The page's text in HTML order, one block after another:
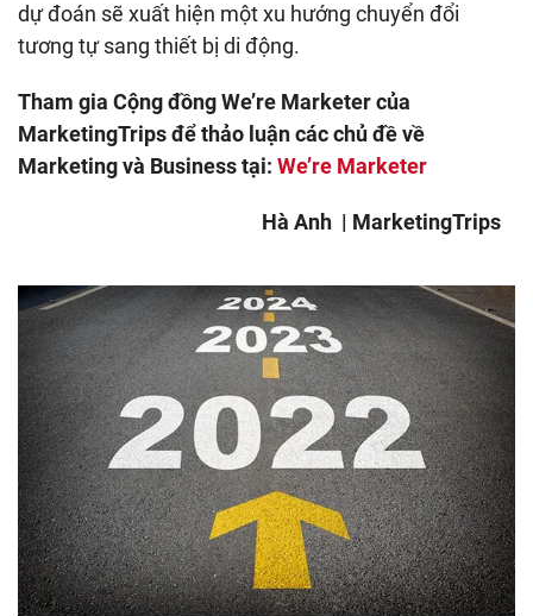
dự đoán sẽ xuất hiện một xu hướng chuyển đổi
tương tự sang thiết bị di động.
Tham gia Cộng đồng We’re Marketer của
MarketingTrips để thảo luận các chủ đề về
Marketing và Business tại: We’re Marketer
Hà Anh | MarketingTrips